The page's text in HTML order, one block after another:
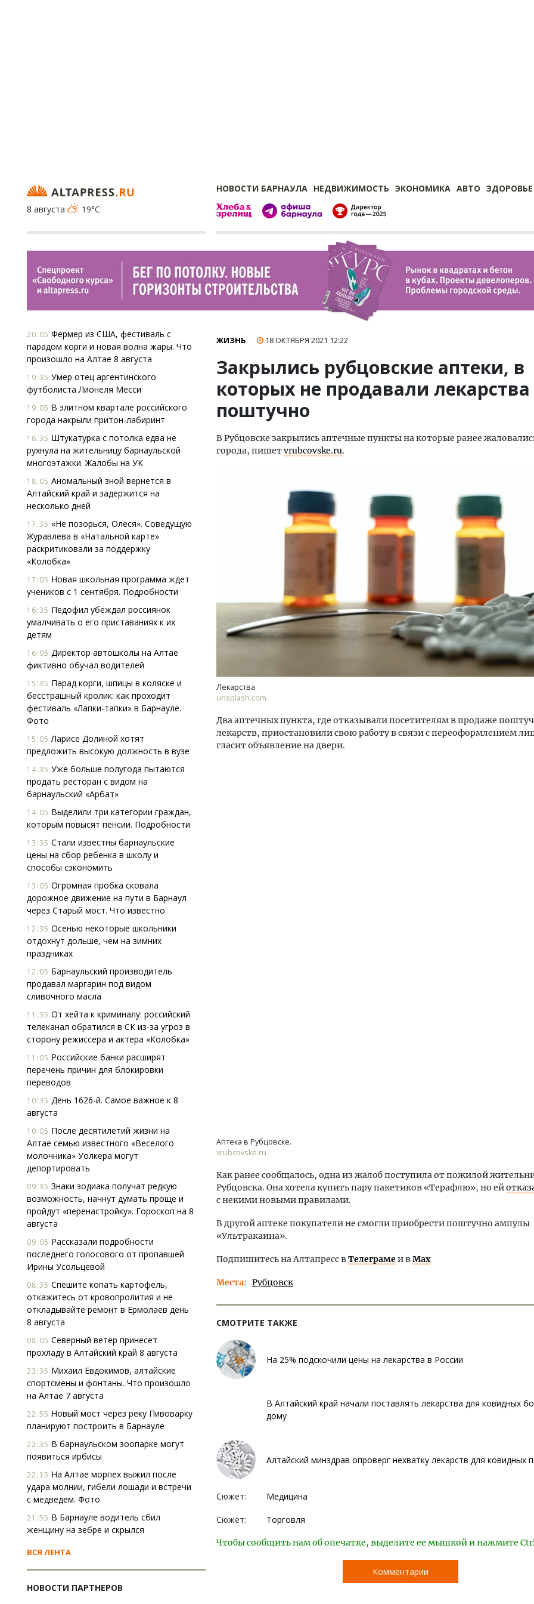
НОВОСТИ БАРНАУЛА НЕДВИЖИМОСТЬ ЭКОНОМИКА АВТО ЗДОРОВЬЕ
8 августа
19°C
20:05 Фермер из США, фестиваль с
парадом корги и новая волна жары. Что
произошло на Алтае 8 августа
19:35 Умер отец аргентинского
футболиста Лионеля Месси
19:05 В элитном квартале российского
города накрыли притон-лабиринт
18:35 Штукатурка с потолка едва не
рухнула на жительницу барнаульской
многоэтажки. Жалобы на УК
18:05 Аномальный зной вернется в
Алтайский край и задержится на
несколько дней
17:35 «Не позорься, Олеся». Соведущую
Журавлева в «Натальной карте»
раскритиковали за поддержку
«Колобка»
17:05 Новая школьная программа ждет
учеников с 1 сентября. Подробности
16:35 Педофил убеждал россиянок
умалчивать о его приставаниях к их
детям
16:05 Директор автошколы на Алтае
фиктивно обучал водителей
15:35 Парад корги, шпицы в коляске и
бесстрашный кролик: как проходит
фестиваль «Лапки-тапки» в Барнауле.
Фото
15:05 Ларисе Долиной хотят
предложить высокую должность в вузе
14:35 Уже больше полугода пытаются
продать ресторан с видом на
барнаульский «Арбат»
14:05 Выделили три категории граждан,
которым повысят пенсии. Подробности
13:35 Стали известны барнаульские
цены на сбор ребенка в школу и
способы сэкономить
13:05 Огромная пробка сковала
дорожное движение на пути в Барнаул
через Старый мост. Что известно
12:35 Осенью некоторые школьники
отдохнут дольше, чем на зимних
праздниках
12:05 Барнаульский производитель
продавал маргарин под видом
сливочного масла
11:35 От хейта к криминалу: российский
телеканал обратился в СК из-за угроз в
сторону режиссера и актера «Колобка»
11:05 Российские банки расширят
перечень причин для блокировки
переводов
10:35 День 1626-й. Самое важное к 8
августа
10:05 После десятилетий жизни на
Алтае семью известного «Веселого
молочника» Уолкера могут
депортировать
09:35 Знаки зодиака получат редкую
возможность, начнут думать проще и
пройдут «перенастройку». Гороскоп на 8
августа
09:05 Рассказали подробности
последнего голосового от пропавшей
Ирины Усольцевой
08:35 Спешите копать картофель,
откажитесь от кровопролития и не
откладывайте ремонт в Ермолаев день
8 августа
08:05 Северный ветер принесет
прохладу в Алтайский край 8 августа
23:35 Михаил Евдокимов, алтайские
спортсмены и фонтаны. Что произошло
на Алтае 7 августа
22:55 Новый мост через реку Пивоварку
планируют построить в Барнауле
22:35 В барнаульском зоопарке могут
появиться ирбисы
22:15 На Алтае морпех выжил после
удара молнии, гибели лошади и встречи
с медведем. Фото
21:55 В Барнауле водитель сбил
женщину на зебре и скрылся
ВСЯ ЛЕНТА
НОВОСТИ ПАРТНЕРОВ
ЖИЗНЬ 18 ОКТЯБРЯ 2021 12:22
Закрылись рубцовские аптеки, в
которых не продавали лекарства
поштучно
В Рубцовске закрылись аптечные пункты на которые ранее
города, пишетvrubcovske.ru.
Лекарства.
unsplash.com
Два аптечных пункта, где отказывали посетителям в продаже
лекарств, приостановили свою работу в связи с переоформлением
гласит объявление на двери.
Аптека в Рубцовске.
vrubcovske.ru
Как ранее сообщалось, одна из жалоб поступила от пожилой
Рубцовска. Она хотела купить пару пакетиков «Терафлю», но ей
с некими новыми правилами.
В другой аптеке покупатели не смогли приобрести поштучно ампулы
«Ультракаина».
Подпишитесь на Алтапресс вТелеграмеи вMax
Места Рубцовск
СМОТРИТЕ ТАКЖЕ
На 25% подскочили цены на лекарства в России
В Алтайский край начали поставлять лекарства для ковидных
дому
Алтайский минздрав опроверг нехватку лекарств для ковидных
Сюжет: Медицина
Сюжет: Торговля
Чтобы сообщить нам об опечатке, выделите ее мышкой и нажмите
Комментарии
Смелость архитектурных идей.
СТРОИТЕЛЬСТВО
Архитектурный код
земли. Мощение
плитами становится
стандартом